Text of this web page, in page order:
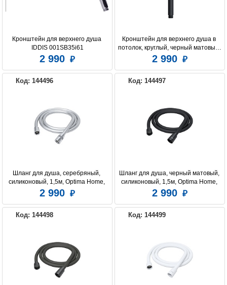
Кронштейн для верхнего душа
IDDIS 001SB35i61
2 990
Кронштейн для верхнего душа в
потолок, круглый, черный матовый,
Optima Home, IDDIS, OPH20BRi61
2 990
Код: 144496
Шланг для душа, серебряный,
силиконовый, 1,5м, Optima Home,
IDDIS, OPH15SLi19
2 990
Код: 144497
Шланг для душа, черный матовый,
силиконовый, 1,5м, Optima Home,
IDDIS, OPH15BLi19
2 990
Код: 144498 Код: 144499